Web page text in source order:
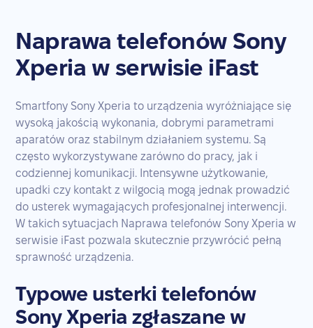
Naprawa telefonów Sony
Xperia w serwisie iFast
Smartfony Sony Xperia to urządzenia wyróżniające się
wysoką jakością wykonania, dobrymi parametrami
aparatów oraz stabilnym działaniem systemu. Są
często wykorzystywane zarówno do pracy, jak i
codziennej komunikacji. Intensywne użytkowanie,
upadki czy kontakt z wilgocią mogą jednak prowadzić
do usterek wymagających profesjonalnej interwencji.
W takich sytuacjach Naprawa telefonów Sony Xperia w
serwisie iFast pozwala skutecznie przywrócić pełną
sprawność urządzenia.
Typowe usterki telefonów
Sony Xperia zgłaszane w